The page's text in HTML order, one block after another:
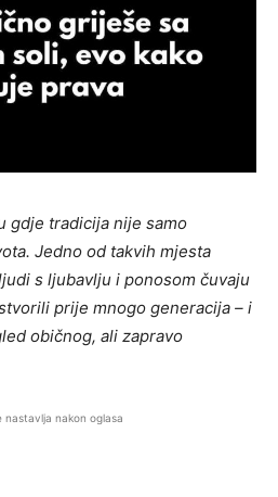
gdje tradicija nije samo
Jedno od takvih mjesta
s ljubavlju i ponosom čuvaju
prije mnogo generacija – i
običnog, ali zapravo
nastavlja nakon oglasa